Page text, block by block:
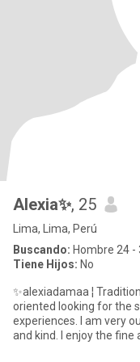
Alexia✨, 25
Lima, Lima, Perú
Buscando: Hombre 24 -
Tiene Hijos: No
✨alexiadamaa ¦ Traditional women with traditional values. Family
oriented looking for the
experiences. I am very
and kind. I enjoy the fine